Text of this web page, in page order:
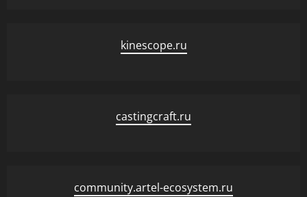
kinescope.ru
castingcraft.ru
community.artel-ecosystem.ru